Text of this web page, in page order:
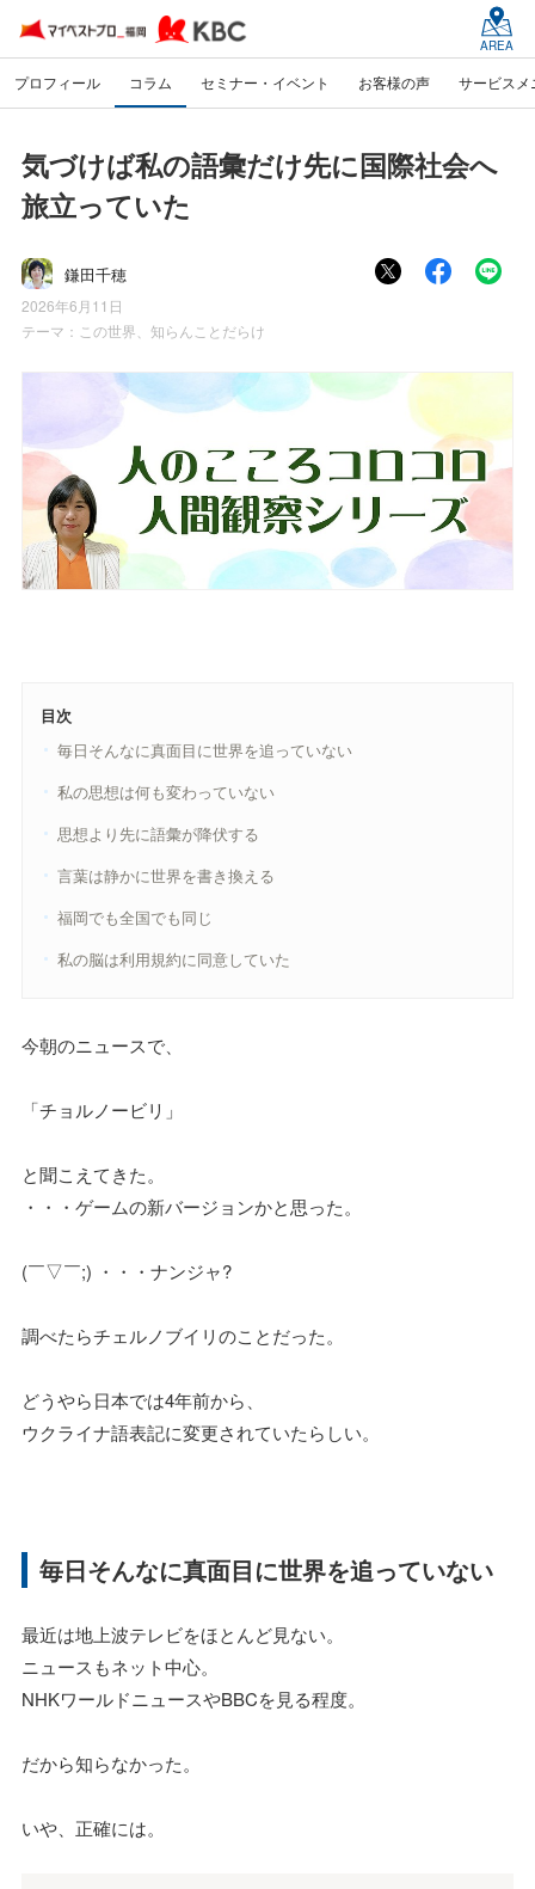
AREA
プロフィール コラム セミナー・イベント お客様の声 サービスメ
気づけば私の語彙だけ先に国際社会へ
旅立っていた
鎌田千穂
2026年6月11日
テーマ： この世界、知らんことだらけ
目次
毎日そんなに真面目に世界を追っていない
私の思想は何も変わっていない
思想より先に語彙が降伏する
言葉は静かに世界を書き換える
福岡でも全国でも同じ
私の脳は利用規約に同意していた
今朝のニュースで、
「チョルノービリ」
と聞こえてきた。
・・・ゲームの新バージョンかと思った。
(￣▽￣;) ・・・ナンジャ?
調べたらチェルノブイリのことだった。
どうやら日本では4年前から、
ウクライナ語表記に変更されていたらしい。
毎日そんなに真面目に世界を追っていない
最近は地上波テレビをほとんど見ない。
ニュースもネット中心。
NHKワールドニュースやBBCを見る程度。
だから知らなかった。
いや、正確には。